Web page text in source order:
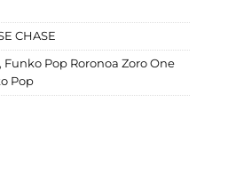
CHASE
, Funko Pop Roronoa Zoro One
Pop